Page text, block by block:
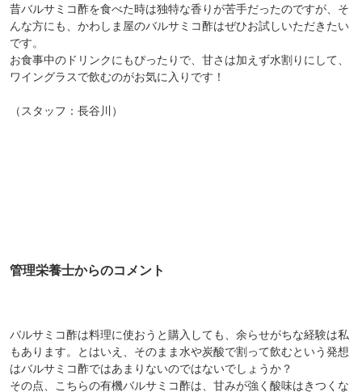
昔バルサミコ酢を食べた時は独特な香りが苦手だったのですが、そ
んな方にも、かわしま屋のバルサミコ酢はぜひお試しいただきたい
です。
お食事中のドリンクにもぴったりで、甘さは加えず水割りにして、
ワイングラスで飲むのがお気に入りです！
（スタッフ：長谷川）
管理栄養士からのコメント
バルサミコ酢は料理に使おうと購入しても、余らせがちな経験は私
もあります。とはいえ、そのまま水や炭酸で割って飲むという発想
はバルサミコ酢ではあまりないのではないでしょうか？
その点、こちらの有機バルサミコ酢は、甘みが強く酸味はきつくな